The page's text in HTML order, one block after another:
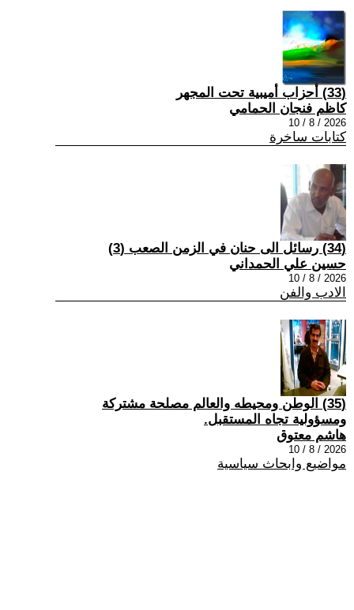
(33) أحزاب أميبية تحت المجهر
كاظم فنجان الحمامي
2026 / 8 / 10
كتابات ساخرة
(34) رسائل الى حنان في الزمن الصعب (3)
حسين علي الحمداني
2026 / 8 / 10
الادب والفن
(35) الوطن ومحيطه والعالم مصلحة مشتركة
ومسؤولية تجاه المستقبل.
هاشم معتوق
2026 / 8 / 10
مواضيع وابحاث سياسية